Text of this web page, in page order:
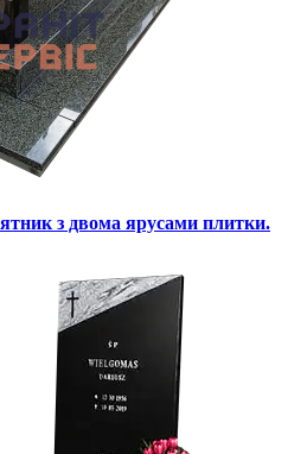
з двома ярусами плитки.